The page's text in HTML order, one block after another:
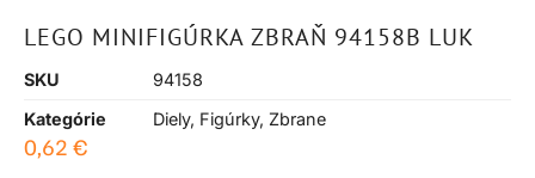
LEGO MINIFIGÚRKA ZBRAŇ 94158B LUK
SKU
94158
Kategórie
Diely, Figúrky, Zbrane
0,62 €